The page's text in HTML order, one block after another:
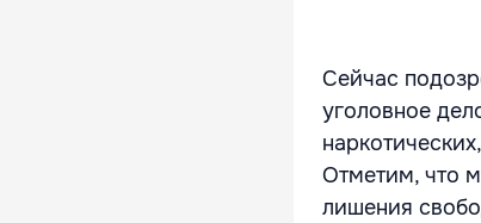
Сейчас
уголовное
Отметим, что
лишения